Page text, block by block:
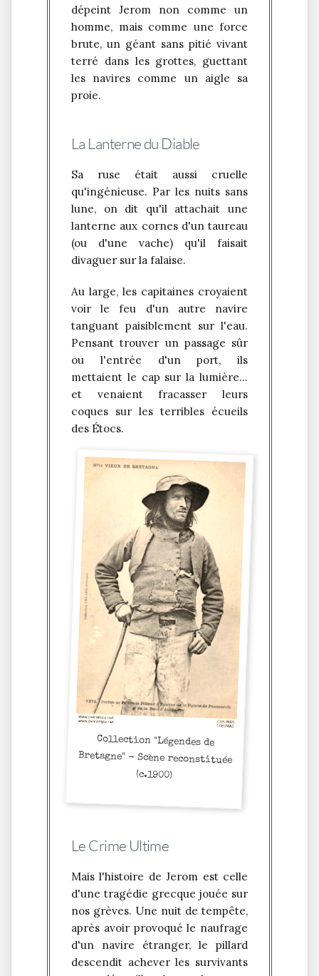
dépeint Jerom non comme un
homme, mais comme une force
brute, un géant sans pitié vivant
terré dans les grottes, guettant
les navires comme un aigle sa
proie.
La Lanterne du Diable
Sa ruse était aussi cruelle
qu'ingénieuse. Par les nuits sans
lune, on dit qu'il attachait une
lanterne aux cornes d'un taureau
(ou d'une vache) qu'il faisait
divaguer sur la falaise.
Au large, les capitaines croyaient
voir le feu d'un autre navire
tanguant paisiblement sur l'eau.
Pensant trouver un passage sûr
ou l'entrée d'un port, ils
mettaient le cap sur la lumière...
et venaient fracasser leurs
coques sur les terribles écueils
des Étocs.
Collection "Légendes de
Bretagne" - Scène reconstituée
(c.1900)
Le Crime Ultime
Mais l'histoire de Jerom est celle
d'une tragédie grecque jouée sur
nos grèves. Une nuit de tempête,
après avoir provoqué le naufrage
d'un navire étranger, le pillard
descendit achever les survivants